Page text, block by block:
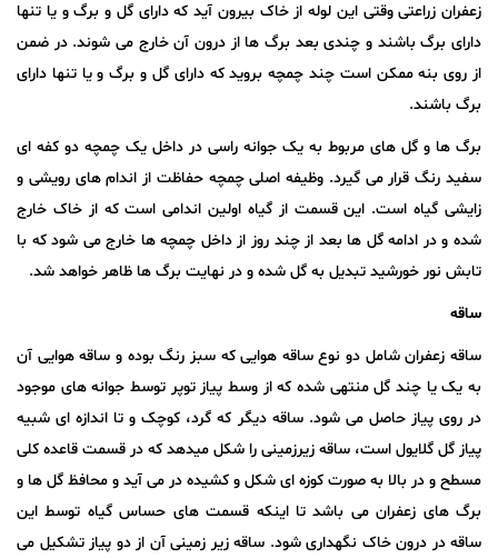
زعفران زراعتی وقتی این لوله از خاک بیرون آید که دارای گل و برگ و یا تنها
دارای برگ باشند و چندی بعد برگ ها از درون آن خارج می شوند. در ضمن
از روی بنه ممکن است چند چمچه بروید که دارای گل و برگ و یا تنها دارای
برگ باشند.
برگ ها و گل های مربوط به یک جوانه راسی در داخل یک چمچه دو کفه ای
سفید رنگ قرار می گیرد. وظیفه اصلی چمچه حفاظت از اندام های رویشی و
زایشی گیاه است. این قسمت از گیاه اولین اندامی است که از خاک خارج
شده و در ادامه گل ها بعد از چند روز از داخل چمچه ها خارج می شود که با
تابش نور خورشید تبدیل به گل شده و در نهایت برگ ها ظاهر خواهد شد.
ساقه
ساقه زعفران شامل دو نوع ساقه هوایی که سبز رنگ بوده و ساقه هوایی آن
به یک یا چند گل منتهی شده که از وسط پیاز توپر توسط جوانه های موجود
در روی پیاز حاصل می شود. ساقه دیگر که گرد، کوچک و تا اندازه ای شبیه
پیاز گل گلایول است، ساقه زیرزمینی را شکل میدهد که در قسمت قاعده کلی
مسطح و در بالا به صورت کوزه ای شکل و کشیده در می آید و محافظ گل ها و
برگ های زعفران می باشد تا اینکه قسمت های حساس گیاه توسط این
ساقه در درون خاک نگهداری شود. ساقه زیر زمینی آن از دو پیاز تشکیل می